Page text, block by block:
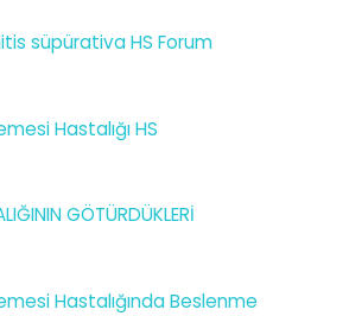
süpürativa HS Forum
Hastalığı HS
GÖTÜRDÜKLERİ
Hastalığında Beslenme